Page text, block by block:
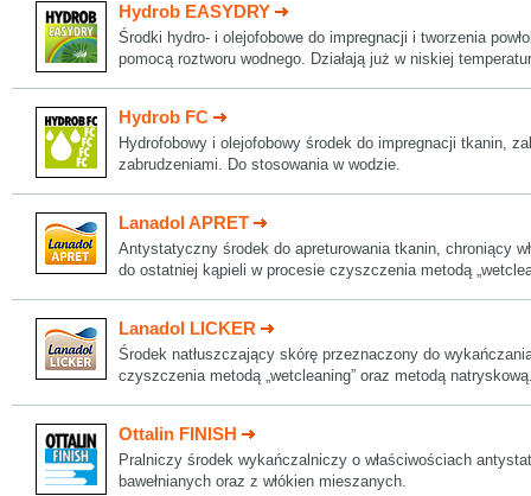
Hydrob EASYDRY
Środki hydro- i olejofobowe do impregnacji i tworzenia
pomocą roztworu wodnego. Działają już w niskiej
Hydrob FC
Hydrofobowy i olejofobowy środek do impregnacji tkanin,
zabrudzeniami. Do stosowania w wodzie.
Lanadol APRET
Antystatyczny środek do apreturowania tkanin, chroniący
do ostatniej kąpieli w procesie czyszczenia metodą
Lanadol LICKER
Środek natłuszczający skórę przeznaczony do
czyszczenia metodą „wetcleaning” oraz metodą
Ottalin FINISH
Pralniczy środek wykańczalniczy o właściwościach
bawełnianych oraz z włókien mieszanych.